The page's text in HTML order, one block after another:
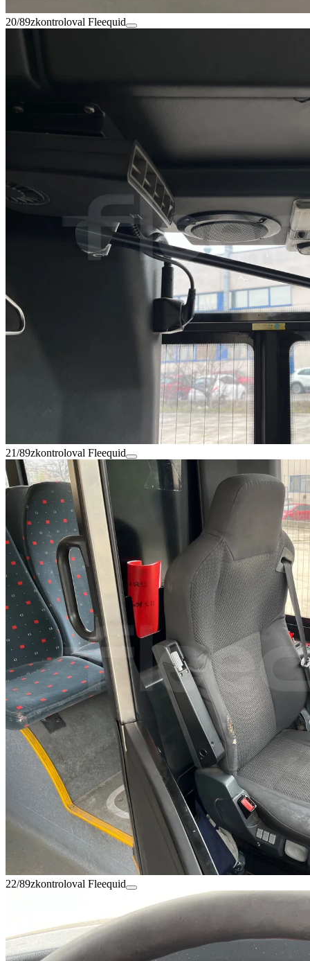
20/89zkontroloval Fleequid
21/89zkontroloval Fleequid
22/89zkontroloval Fleequid